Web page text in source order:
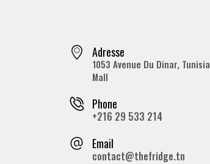
Adresse
1053 Avenue Du Dinar, Tunisia
Mall
Phone
+216 29 533 214
Email
contact@thefridge.tn